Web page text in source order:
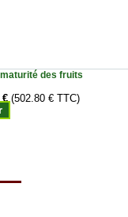
des fruits
€ (502.80 € TTC)